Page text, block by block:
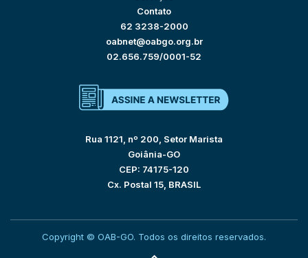
Contato
62 3238-2000
oabnet@oabgo.org.br
02.656.759/0001-52
Rua 1121, nº 200, Setor Marista
Goiânia-GO
CEP: 74175-120
Cx. Postal 15, BRASIL
Copyright © OAB-GO. Todos os direitos reservados.